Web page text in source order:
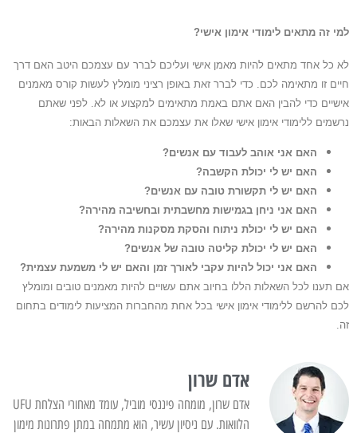
למי זה מתאים לימודי אימון אישי?
לא כל אחד מתאים להיות מאמן אישי ועליכם לברר עם עצמכם היטב האם דרך
חיים זו מתאימה לכם. כדי לברר זאת באופן רציני מומלץ לעשות קורס מאמנים
אישיים כדי להבין האם אתם באמת מתאימים למקצוע או לא. לפני שאתם
נרשמים ללימודי אימון אישי שאלו את עצמכם את השאלות הבאות:
האם אני אוהב לעבוד עם אנשים?
האם יש לי יכולת הקשבה?
האם יש לי תקשורת טובה עם אנשים?
האם אני ניחן בגמישות מחשבתית ובחשיבה מהירה?
האם יש לי יכולת ניתוח והסקת מסקנות מהירה?
האם יש לי יכולת קליטה טובה של אנשים?
האם אני יכול להיות עקבי לאורך זמן והאם יש לי משמעת עצמית?
אם תענו לכל השאלות הללו בחיוב אתם עשויים להיות מאמנים טובים ומומלץ
לכם להרשם ללימודי אימון אישי בכל אחת מהחברות המציעות לימודים בתחום
זה.
אדם שרון
אדם שרון, מומחה פיננסי מוביל, עומד מאחורי הצלחת UFU
הלוואות. עם ניסיון עשיר, הוא מתמחה במתן פתרונות מימון